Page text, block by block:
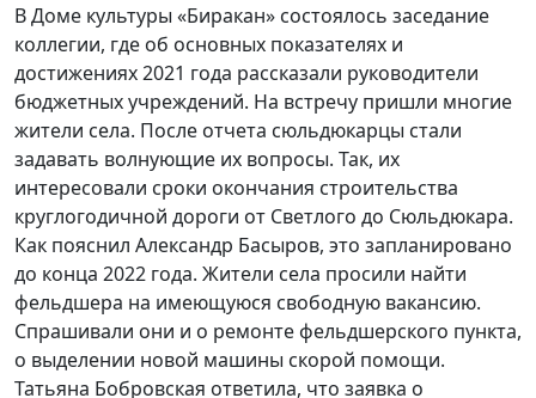
В Доме культуры «Биракан» состоялось заседание
коллегии, где об основных показателях и
достижениях 2021 года рассказали руководители
бюджетных учреждений. На встречу пришли многие
жители села. После отчета сюльдюкарцы стали
задавать волнующие их вопросы. Так, их
интересовали сроки окончания строительства
круглогодичной дороги от Светлого до Сюльдюкара.
Как пояснил Александр Басыров, это запланировано
до конца 2022 года. Жители села просили найти
фельдшера на имеющуюся свободную вакансию.
Спрашивали они и о ремонте фельдшерского пункта,
о выделении новой машины скорой помощи.
Татьяна Бобровская ответила, что заявка о